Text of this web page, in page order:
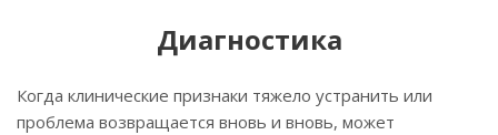
Диагностика
Когда клинические признаки тяжело устранить или
проблема возвращается вновь и вновь, может